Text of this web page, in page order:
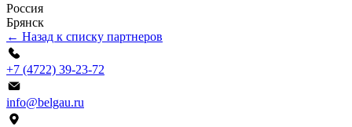
Россия
Брянск
← Назад к списку партнеров
+7 (4722) 39-23-72
info@belgau.ru